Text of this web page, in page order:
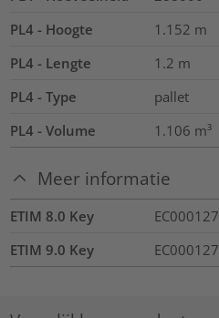
PL4 - Hoogte
1.152 m
PL4 - Lengte
1.2 m
PL4 - Type
pallet
PL4 - Volume
1.106 m³
Meer informatie
ETIM 8.0 Key
EC000127
ETIM 9.0 Key
EC000127